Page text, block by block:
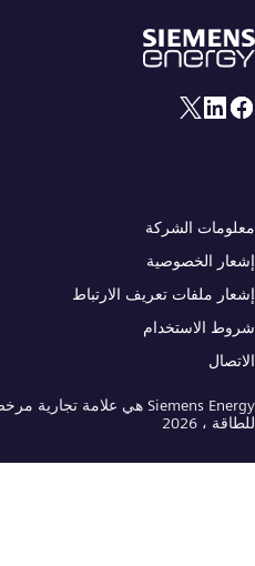
الشركة
الخصوصية
ملفات تعريف الارتباط
الاستخدام
، 2026